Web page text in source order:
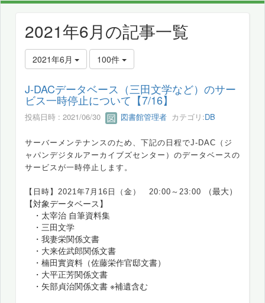
2021年6月の記事一覧
2021年6月 100件
J-DACデータベース（三田文学など）のサー
ビス一時停止について【7/16】
投稿日時 : 2021/06/30 図書館管理者 カテゴリ:DB
サーバーメンテナンスのため、下記の日程でJ-DAC（ジ
ャパンデジタルアーカイブズセンター）のデータベースの
サービスが一時停止します。
【日時】2021年7月16日（金） 20:00～23:00
（最大）
【対象データベース】
・太宰治 自筆資料集
・三田文学
・我妻栄関係文書
・大来佐武郎関係文書
・楠田實資料（佐藤栄作官邸文書）
・大平正芳関係文書
・矢部貞治関係文書 ※補遺含む